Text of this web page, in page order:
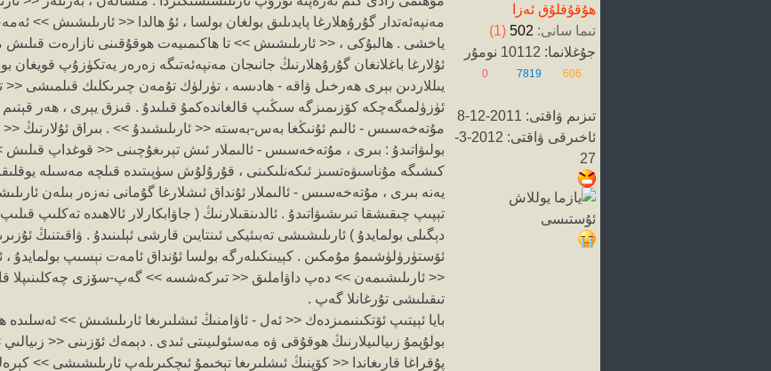
ھۇقۇقلۇق ئەزا
تىما سانى: 502
(1)
جۇغلانما: 10112 نومۇر
606
7819
0
تىزىم ۋاقتى: 2011-12-8
ئاخىرقى ۋاقتى: 2012-3-
27
مەنپەئەتدار گۇرۇھلارغا پايدىلىق بولغان بولسا ، ئۇ ھالدا << ئارىلىشىش >>
ياخشى . ھالبۇكى ، << ئارىلىشىش >> تا ھاكىمىيەت ھوقۇقىنى نازارەت قىلىش
ئۇلارغا باغلانغان گۇرۇھلارنىڭ جانىجان مەنپەئەتىگە زەرەر يەتكۈزۇپ قويغان
يىللاردىن بېرى ھەرخىل ۋاقە - ھادىسە ، تۈرلۈك تۇمەن چىرىكلىك قىلمىشى <<
ئۈزۈلمىگەچكە كۆزىمىزگە سىڭىپ قالغاندەكمۇ قىلىدۇ . قىزق يېرى ، ھەر
مۇتەخەسىس - ئالىم ئۇنىڭغا بەس-بەستە << ئارىلىشىدۇ >> . بىراق ئۇلارنىڭ
بولىۋاتىدۇ : بىرى ، مۇتەخەسىس - ئالىملار ئىش تېرىغۇچىنى << قوغداپ قىلىش
كىشىگە مۇناسىۋەتسىز ئىكەنلىكىنى ، قۇرۇلۇش سۈپىتىدە قىلچە مەسىلە
يەنە بىرى ، مۇتەخەسىس - ئالىملار ئۇنداق ئىشلارغا گۇمانى نەزەر بىلەن
تېپىپ چىقىشقا تىرىشىۋاتىدۇ . ئالدىنقىلارنىڭ ( جاۋابكارلار ئالاھىدە تەكلىپ
دېگىلى بولمايدۇ ) ئارىلىشىشى تەبىئيكى ئىنتايىن قارشى ئېلىنىدۇ . ۋاقىتنىڭ
ئۆستۈرۈلۈشىمۇ مۇمكىن . كېيىنكىلەرگە بولسا ئۇنداق ئامەت نېسىپ بولمايدۇ ،
<< ئارىلىشىمەن >> دەپ داۋاملىق << تىركەشسە >> گەپ-سۆزى چەكلىنىپلا
تىقىلىشى تۇرغانلا گەپ .
بايا ئېيتىپ ئۆتكىنىمىزدەك << ئەل - ئاۋامنىڭ ئىشلىرىغا ئارىلىشىش >> ئەسلىدە
بولۇپمۇ زىيالىيلارنىڭ ھوقۇقى ۋە مەسئولىيىتى ئىدى . دېمەك ئۆزىنى << زىيالىي
پۇقراغا قارىغاندا << كۆپنىڭ ئىشلىرىغا تېخىمۇ ئىچكىرىلەپ ئارىلىشىشى >>